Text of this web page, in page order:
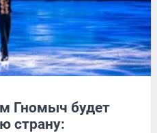
Гномыч будет
страну: